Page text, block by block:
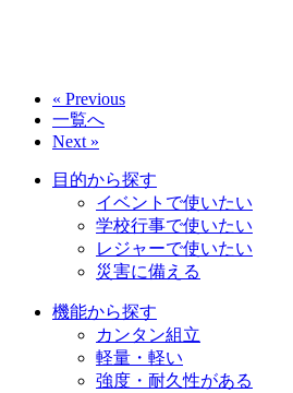
« Previous
一覧へ
Next »
目的から探す
イベントで使いたい
学校行事で使いたい
レジャーで使いたい
災害に備える
機能から探す
カンタン組立
軽量・軽い
強度・耐久性がある